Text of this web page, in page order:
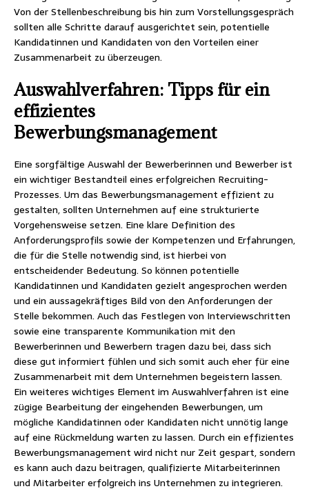
Von der Stellenbeschreibung bis hin zum Vorstellungsgespräch
sollten alle Schritte darauf ausgerichtet sein, potentielle
Kandidatinnen und Kandidaten von den Vorteilen einer
Zusammenarbeit zu überzeugen.
Auswahlverfahren: Tipps für ein
effizientes
Bewerbungsmanagement
Eine sorgfältige Auswahl der Bewerberinnen und Bewerber ist
ein wichtiger Bestandteil eines erfolgreichen Recruiting-
Prozesses. Um das Bewerbungsmanagement effizient zu
gestalten, sollten Unternehmen auf eine strukturierte
Vorgehensweise setzen. Eine klare Definition des
Anforderungsprofils sowie der Kompetenzen und Erfahrungen,
die für die Stelle notwendig sind, ist hierbei von
entscheidender Bedeutung. So können potentielle
Kandidatinnen und Kandidaten gezielt angesprochen werden
und ein aussagekräftiges Bild von den Anforderungen der
Stelle bekommen. Auch das Festlegen von Interviewschritten
sowie eine transparente Kommunikation mit den
Bewerberinnen und Bewerbern tragen dazu bei, dass sich
diese gut informiert fühlen und sich somit auch eher für eine
Zusammenarbeit mit dem Unternehmen begeistern lassen.
Ein weiteres wichtiges Element im Auswahlverfahren ist eine
zügige Bearbeitung der eingehenden Bewerbungen, um
mögliche Kandidatinnen oder Kandidaten nicht unnötig lange
auf eine Rückmeldung warten zu lassen. Durch ein effizientes
Bewerbungsmanagement wird nicht nur Zeit gespart, sondern
es kann auch dazu beitragen, qualifizierte Mitarbeiterinnen
und Mitarbeiter erfolgreich ins Unternehmen zu integrieren.